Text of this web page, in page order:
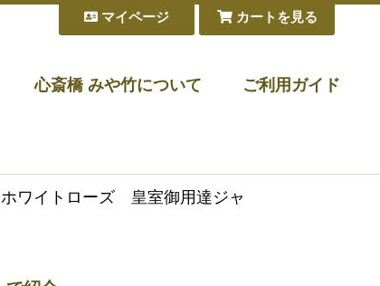
心斎橋 みや竹について ご利用ガイド
カートを見る
マイページ
ワイトローズ 皇室御用達ジャ